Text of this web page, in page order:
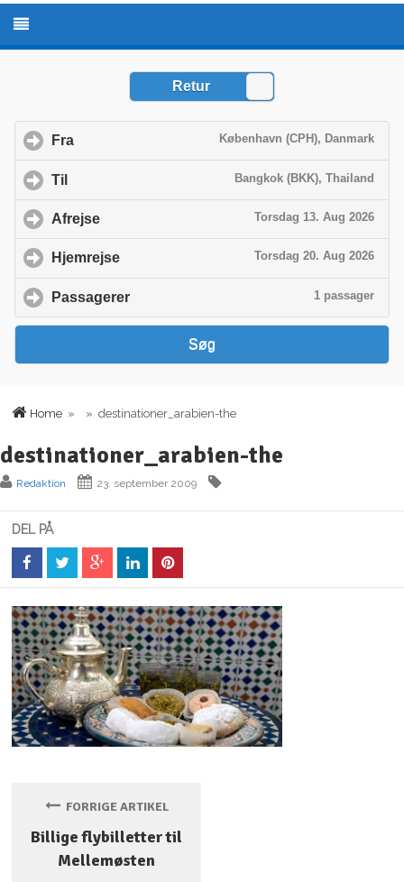
Home » » destinationer_arabien-the
destinationer_arabien-the
Redaktion 23. september 2009
DEL PÅ
FORRIGE ARTIKEL
Billige flybilletter til
Mellemøsten